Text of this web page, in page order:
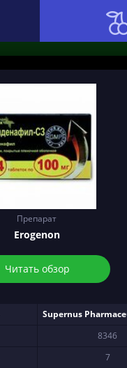
Препарат
Erogenon
Читать обзор
Supernus
8346
7